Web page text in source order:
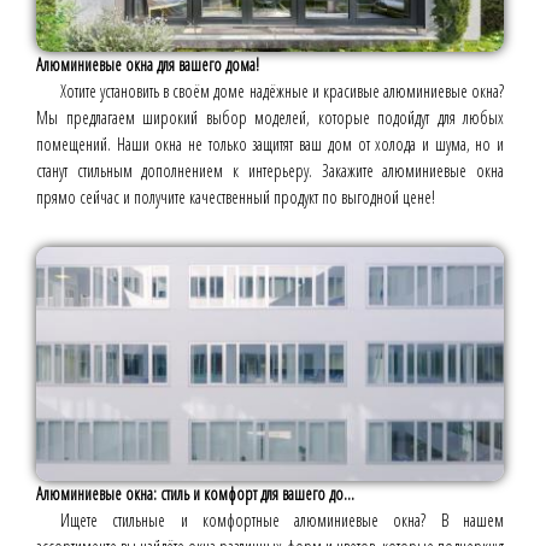
Алюминиевые окна для вашего дома!
Хотите установить в своём доме надёжные и красивые алюминиевые окна?
Мы предлагаем широкий выбор моделей, которые подойдут для любых
помещений. Наши окна не только защитят ваш дом от холода и шума, но и
станут стильным дополнением к интерьеру. Закажите алюминиевые окна
прямо сейчас и получите качественный продукт по выгодной цене!
Алюминиевые окна: стиль и комфорт для вашего до...
Ищете стильные и комфортные алюминиевые окна? В нашем